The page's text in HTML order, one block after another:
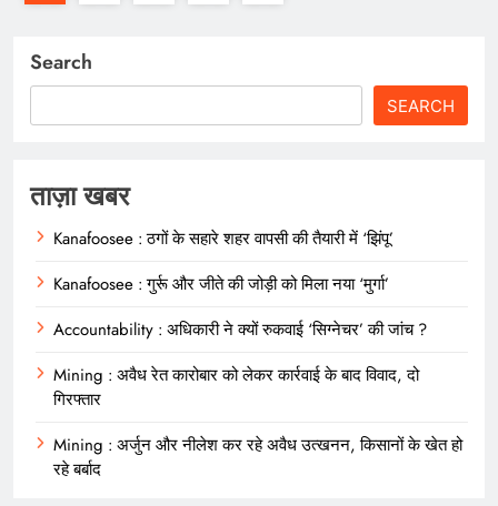
Search
SEARCH
ताज़ा खबर
Kanafoosee : ठगों के सहारे शहर वापसी की तैयारी में ‘झिंपू’
Kanafoosee : गुर्रू और जीते की जोड़ी को मिला नया ‘मुर्गा’
Accountability : अधिकारी ने क्यों रुकवाई ‘सिग्नेचर’ की जांच ?
Mining : अवैध रेत कारोबार को लेकर कार्रवाई के बाद विवाद, दो
गिरफ्तार
Mining : अर्जुन और नीलेश कर रहे अवैध उत्खनन, किसानों के खेत हो
रहे बर्बाद